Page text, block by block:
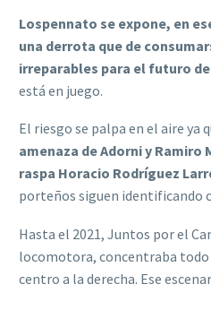
Lospennato se expone, en
una derrota que de
irreparables para el futuro
está en juego.
El riesgo se palpa en el aire ya
amenaza de Adorni y
raspa Horacio Rodríguez
porteños siguen identificando
Hasta el 2021, Juntos por el
locomotora, concentraba todo
centro a la derecha. Ese